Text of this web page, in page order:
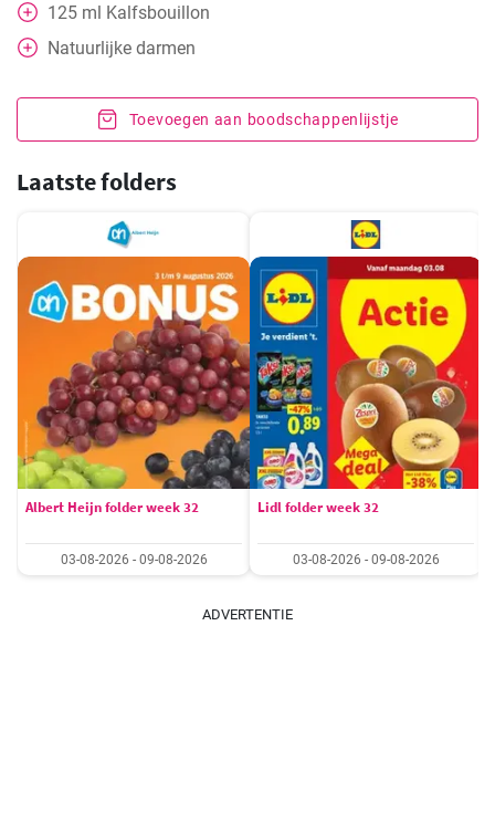
125 ml Kalfsbouillon
Natuurlijke darmen
Toevoegen aan boodschappenlijstje
Laatste folders
Albert Heijn folder week 32
03-08-2026 - 09-08-2026
Lidl folder week 32
03-08-2026 - 09-08-2026
ADVERTENTIE